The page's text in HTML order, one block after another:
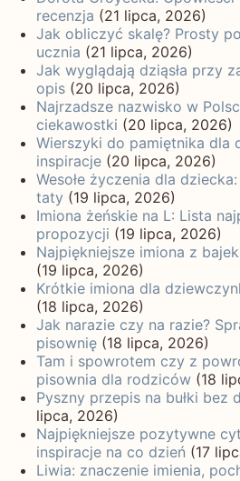
recenzja (21 lipca, 2026)
Jak obliczyć skalę? Prosty
ucznia (21 lipca, 2026)
Jak wyglądają dziąsła przy
opis (20 lipca, 2026)
Najrzadsze nazwisko w
ciekawostki (20 lipca, 2026)
Wierszyki do pamiętnika dla
inspiracje (20 lipca, 2026)
Wesołe życzenia dla
taty (19 lipca, 2026)
Imiona żeńskie na L: Lista
propozycji (19 lipca, 2026)
Najpiękniejsze imiona z
(19 lipca, 2026)
Krótkie imiona dla
(18 lipca, 2026)
Jak narazie czy na razie?
pisownię (18 lipca, 2026)
Tam i spowrotem czy z
pisownia dla rodziców (18
Pyszny przepis na bułki bez
lipca, 2026)
Najpiękniejsze pozytywne
inspiracje na co dzień (17
Liwia: znaczenie imienia,